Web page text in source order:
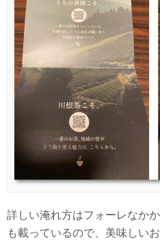
詳しい淹れ方はフォーレなか
も載っているので、美味しい